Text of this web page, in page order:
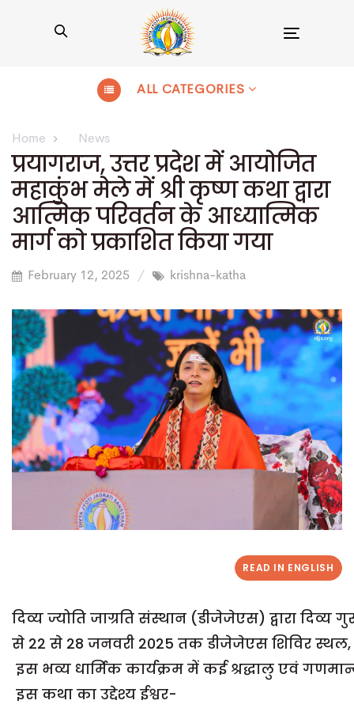
ALL CATEGORIES
Home News
प्रयागराज, उत्तर प्रदेश में आयोजित
महाकुंभ मेले में श्री कृष्ण कथा द्वारा
आत्मिक परिवर्तन के आध्यात्मिक
मार्ग को प्रकाशित किया गया
February 12, 2025 krishna-katha
READ IN ENGLISH
दिव्य ज्योति जाग्रति संस्थान (डीजेजेएस) द्वारा
से 22 से 28 जनवरी 2025 तक डीजेजेएस शिविर स्थल,
इस भव्य धार्मिक कार्यक्रम में कई श्रद्धालु एवं
इस कथा का उद्देश्य ईश्वर-